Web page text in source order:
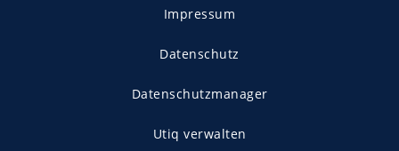
Impressum
Datenschutz
Datenschutzmanager
Utiq verwalten